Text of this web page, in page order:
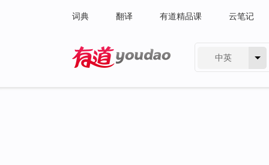
词典 翻译 有道精品课 云笔记
中英